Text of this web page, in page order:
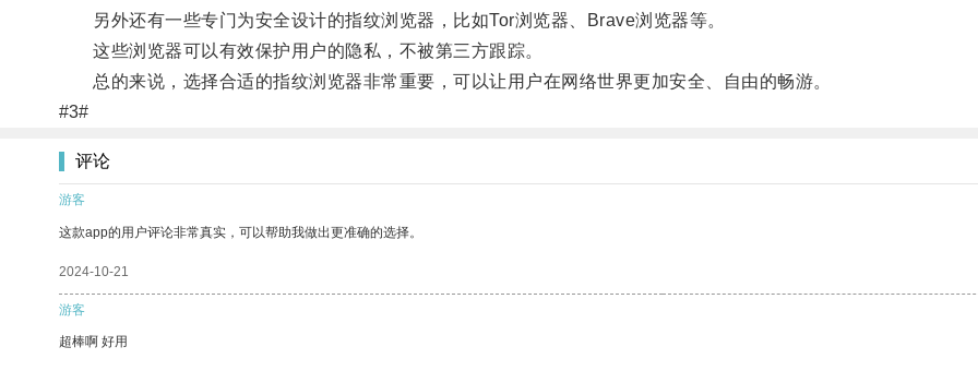
另外还有一些专门为安全设计的指纹浏览器，比如Tor浏览器、Brave浏览器等。
这些浏览器可以有效保护用户的隐私，不被第三方跟踪。
总的来说，选择合适的指纹浏览器非常重要，可以让用户在网络世界更加安全、自由的畅游。
#3#
评论
游客
这款app的用户评论非常真实，可以帮助我做出更准确的选择。
2024-10-21
游客
超棒啊 好用